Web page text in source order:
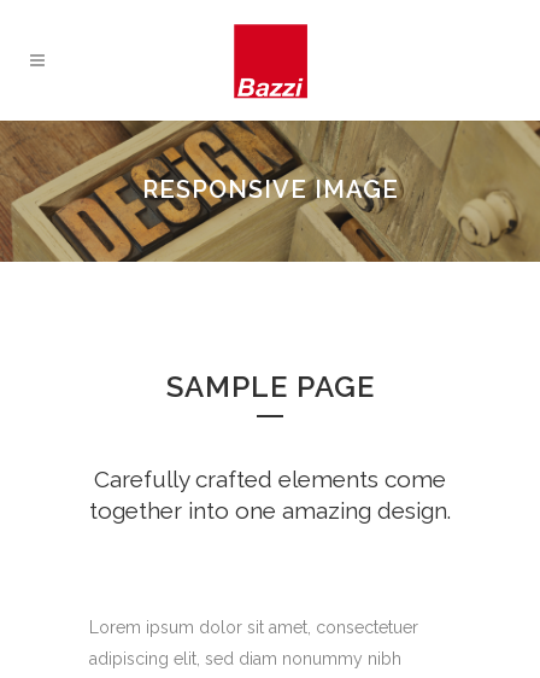
RESPONSIVE IMAGE
SAMPLE PAGE
Carefully crafted elements come
together into one amazing design.
Lorem ipsum dolor sit amet, consectetuer
adipiscing elit, sed diam nonummy nibh